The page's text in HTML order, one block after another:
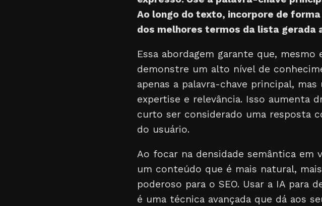
Ao longo do texto, incorpore de
dos melhores termos da lista gerada
Essa abordagem garante que,
demonstre um alto nível de
apenas a palavra-chave principal,
expertise e relevância. Isso aumenta
curto ser considerado uma resposta
do usuário.
Ao focar na densidade semântica em
um conteúdo que é mais natural,
poderoso para o SEO. Usar a IA para
é uma técnica avançada que dá aos